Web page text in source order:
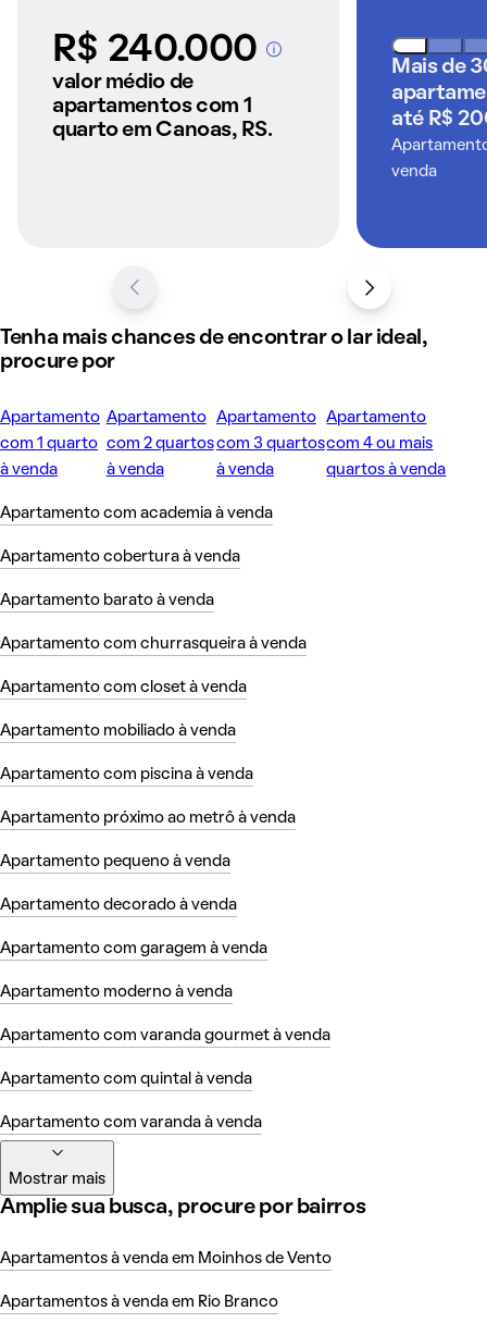
R$ 240.000A partir dos imóveis
valor médio de
apartamentos com 1
quarto em Canoas, RS.
Mais de
até R$
venda
Tenha mais chances de encontrar o lar ideal,
procure por
Apartamento
com 1 quarto
à venda
Apartamento
com 2 quartos
à venda
Apartamento
com 3 quartos
à venda
Apartamento
com 4 ou mais
quartos à venda
Apartamento com academia à venda
Apartamento cobertura à venda
Apartamento barato à venda
Apartamento com churrasqueira à venda
Apartamento com closet à venda
Apartamento mobiliado à venda
Apartamento com piscina à venda
Apartamento próximo ao metrô à venda
Apartamento pequeno à venda
Apartamento decorado à venda
Apartamento com garagem à venda
Apartamento moderno à venda
Apartamento com varanda gourmet à venda
Apartamento com quintal à venda
Apartamento com varanda à venda
Mostrar mais
Amplie sua busca, procure por bairros
Apartamentos à venda em Moinhos de Vento
Apartamentos à venda em Rio Branco